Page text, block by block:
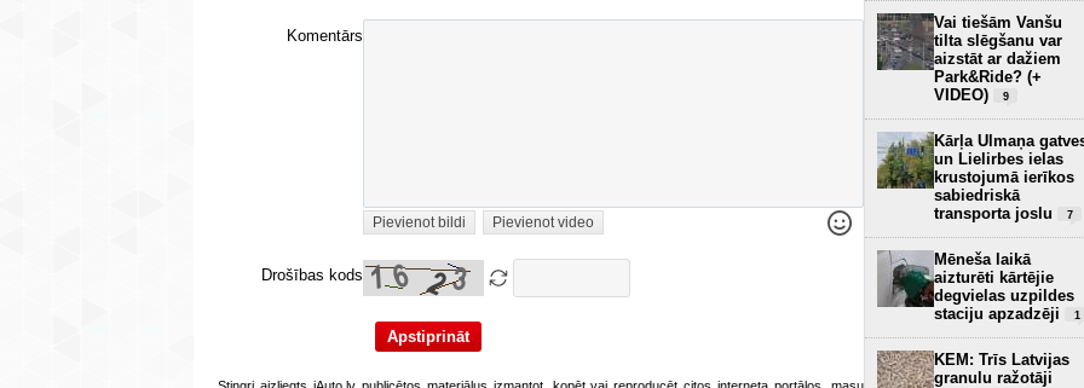
Komentārs
Pievienot bildi Pievienot video
Drošības kods
Vai tiešām Vanšu
tilta slēgšanu var
aizstāt ar dažiem
Park&Ride? (+
VIDEO)
9
Kārļa Ulmaņa
un Lielirbes ielas
krustojumā ierīkos
sabiedriskā
transporta joslu
7
Mēneša laikā
aizturēti kārtējie
degvielas uzpildes
staciju apzadzēji
1
KEM: Trīs Latvijas
granulu ražotāji